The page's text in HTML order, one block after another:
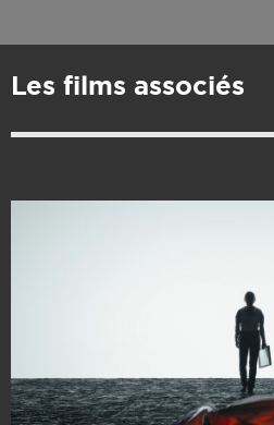
Les films associés